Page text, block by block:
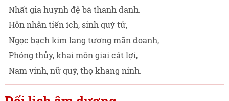
Nhất gia huynh đệ bá thanh danh.
Hôn nhân tiến ích, sinh quý tử,
Ngọc bạch kim lang tương mãn doanh,
Phóng thủy, khai môn giai cát lợi,
Nam vinh, nữ quý, thọ khang ninh.